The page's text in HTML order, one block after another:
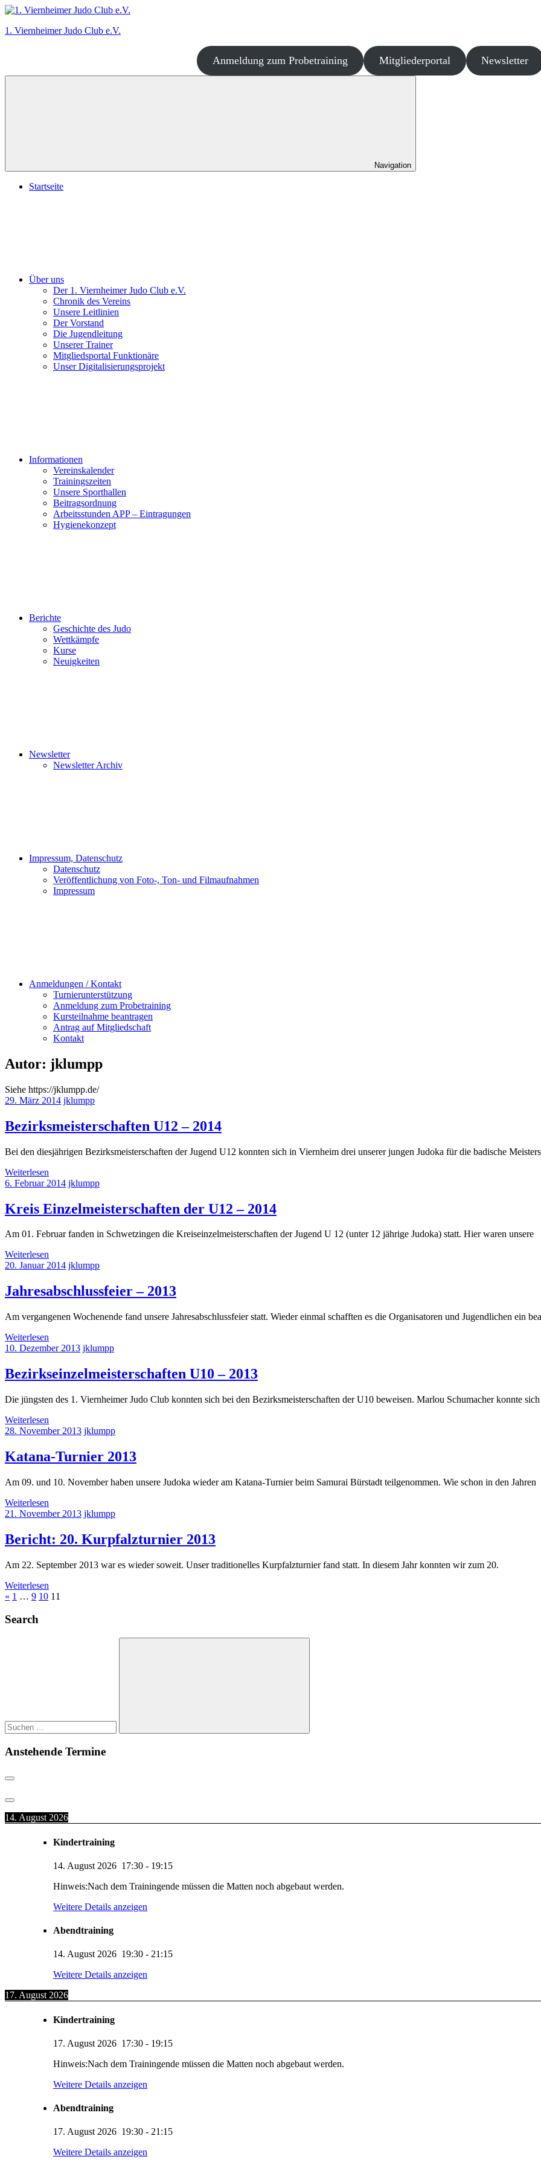
Zum
springen
1. Viernheimer Judo Club e.V.
Anmeldung zum Probetraining Mitgliederportal Newsletter
Navigation
Startseite
Über uns
Der 1. Viernheimer Judo Club e.V.
Chronik des Vereins
Unsere Leitlinien
Der Vorstand
Die Jugendleitung
Unserer Trainer
Mitgliedsportal Funktionäre
Unser Digitalisierungsprojekt
Informationen
Vereinskalender
Trainingszeiten
Unsere Sporthallen
Beitragsordnung
Arbeitsstunden APP – Eintragungen
Hygienekonzept
Berichte
Geschichte des Judo
Wettkämpfe
Kurse
Neuigkeiten
Newsletter
Newsletter Archiv
Impressum, Datenschutz
Datenschutz
Veröffentlichung von Foto-, Ton- und Filmaufnahmen
Impressum
Anmeldungen / Kontakt
Turnierunterstützung
Anmeldung zum Probetraining
Kursteilnahme beantragen
Antrag auf Mitgliedschaft
Kontakt
Autor: jklumpp
Siehe https://jklumpp.de/
29. März 2014 jklumpp
Bezirksmeisterschaften U12 – 2014
Bei den diesjährigen Bezirksmeisterschaften der Jugend U12 konnten sich in Viernheim drei unserer jungen Judoka für die badische
Weiterlesen
6. Februar 2014 jklumpp
Kreis Einzelmeisterschaften der U12 – 2014
Am 01. Februar fanden in Schwetzingen die Kreiseinzelmeisterschaften der Jugend U 12 (unter 12 jährige Judoka) statt. Hier waren unsere
Weiterlesen
20. Januar 2014 jklumpp
Jahresabschlussfeier – 2013
Am vergangenen Wochenende fand unsere Jahresabschlussfeier statt. Wieder einmal schafften es die Organisatoren und Jugendlichen ein
Weiterlesen
10. Dezember 2013 jklumpp
Bezirkseinzelmeisterschaften U10 – 2013
Die jüngsten des 1. Viernheimer Judo Club konnten sich bei den Bezirksmeisterschaften der U10 beweisen. Marlou Schumacher konnte
Weiterlesen
28. November 2013 jklumpp
Katana-Turnier 2013
Am 09. und 10. November haben unsere Judoka wieder am Katana-Turnier beim Samurai Bürstadt teilgenommen. Wie schon in den Jahren
Weiterlesen
21. November 2013 jklumpp
Bericht: 20. Kurpfalzturnier 2013
Am 22. September 2013 war es wieder soweit. Unser traditionelles Kurpfalzturnier fand statt. In diesem Jahr konnten wir zum 20.
Weiterlesen
Seitennummerierung
der
« Vorherige
1 … 9 10 11
Search
Suchen
Anstehende Termine
14. August 2026
Kindertraining
14. August 2026 17:30 - 19:15
Hinweis:Nach dem Trainingende müssen die Matten noch abgebaut werden.
Weitere Details anzeigen
Abendtraining
14. August 2026 19:30 - 21:15
Weitere Details anzeigen
17. August 2026
Kindertraining
17. August 2026 17:30 - 19:15
Hinweis:Nach dem Trainingende müssen die Matten noch abgebaut werden.
Weitere Details anzeigen
Abendtraining
17. August 2026 19:30 - 21:15
Weitere Details anzeigen